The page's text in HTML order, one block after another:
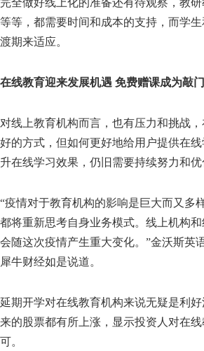
完全做好线上化的准备还有待观察，教
等等，都需要时间和成本的支持，而学
渡期来适应。
在线教育迎来发展机遇 免费赠课成为敲
对线上教育机构而言，也有压力和挑战
好的方式，但如何更好地给用户提供在
升在线学习效果，仍旧需要持续努力和优
“疫情对于教育机构的影响是巨大而又多
都将重新思考自身业务模式。线上机构
会随这次疫情产生重大变化。”金沃斯英
犀牛财经如是说道。
延期开学对在线教育机构来说无疑是利
来的股票都有所上涨，显示投资人对在
可。